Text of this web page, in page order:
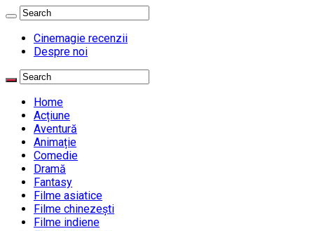
Cinemagie recenzii
Despre noi
Home
Acțiune
Aventură
Animație
Comedie
Dramă
Fantasy
Filme asiatice
Filme chinezești
Filme indiene